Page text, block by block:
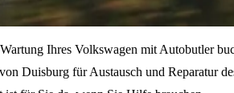
Ihres Volkswagen mit Autobutler
Duisburg für Austausch und Reparatur